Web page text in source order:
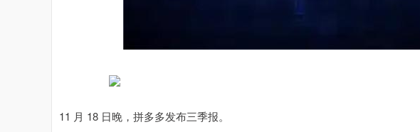
11 月 18 日晚，拼多多发布三季报。